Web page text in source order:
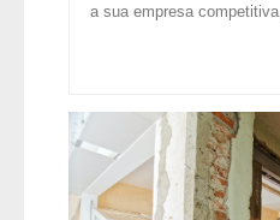
a sua empresa competitiva,